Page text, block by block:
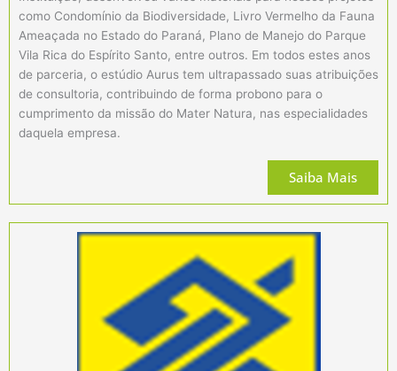
como Condomínio da Biodiversidade, Livro Vermelho da Fauna
Ameaçada no Estado do Paraná, Plano de Manejo do Parque
Vila Rica do Espírito Santo, entre outros. Em todos estes anos
de parceria, o estúdio Aurus tem ultrapassado suas atribuições
de consultoria, contribuindo de forma probono para o
cumprimento da missão do Mater Natura, nas especialidades
daquela empresa.
Saiba Mais